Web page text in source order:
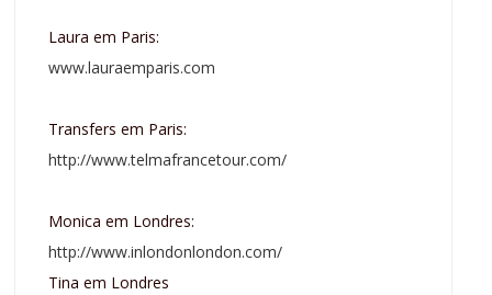
Laura em Paris:
www.lauraemparis.com
Transfers em Paris:
http://www.telmafrancetour.com/
Monica em Londres:
http://www.inlondonlondon.com/
Tina em Londres